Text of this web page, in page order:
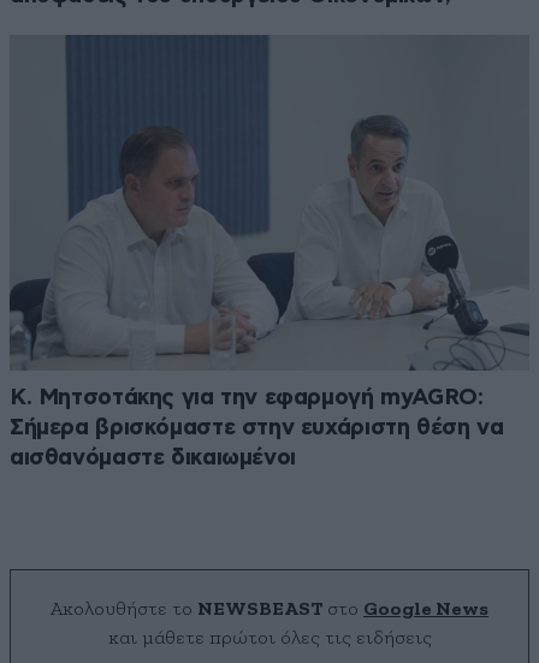
Κ. Μητσοτάκης για την εφαρμογή myAGRO:
Σήμερα βρισκόμαστε στην ευχάριστη θέση να
αισθανόμαστε δικαιωμένοι
Ακολουθήστε το NEWSBEAST στο Google News
και μάθετε πρώτοι όλες τις ειδήσεις